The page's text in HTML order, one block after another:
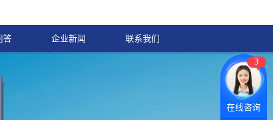
答 企业新闻 联系我们
3
在线咨询